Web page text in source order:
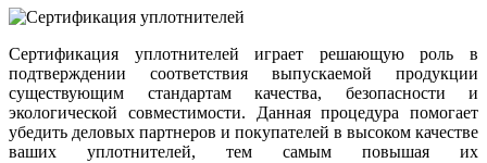
Сертификация уплотнителей играет решающую роль в
подтверждении соответствия выпускаемой продукции
существующим стандартам качества, безопасности и
экологической совместимости. Данная процедура помогает
убедить деловых партнеров и покупателей в высоком качестве
ваших уплотнителей, тем самым повышая их